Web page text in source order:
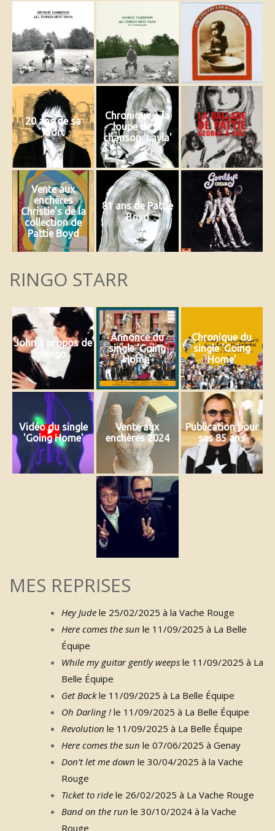
20 ans de sa
mort
Chronique à la
loupe de la
chanson 'Layla'
Vente aux
enchères
Christie's de la
collection de
Pattie Boyd
81 ans de Pattie
Boyd
RINGO STARR
John à propos de
Ringo
Annonce du
single 'Going
Home'
Chronique du
single 'Going
Home'
Vidéo du single
'Going Home'
Vente aux
enchères 2024
Publication pour
ses 85 ans
MES REPRISES
Hey Jude le 25/02/2025 à la Vache Rouge
Here comes the sun le 11/09/2025 à La Belle
Équipe
While my guitar gently weeps le 11/09/2025 à La
Belle Équipe
Get Backle 11/09/2025 à La Belle Équipe
Oh Darling ! le 11/09/2025 à La Belle Équipe
Revolution le 11/09/2025 à La Belle Équipe
Here comes the sun le 07/06/2025 à Genay
Don’t let me down le 30/04/2025 à la Vache
Rouge
Ticket to ride le 26/02/2025 à La Vache Rouge
Band on the run le 30/10/2024 à la Vache
Rouge